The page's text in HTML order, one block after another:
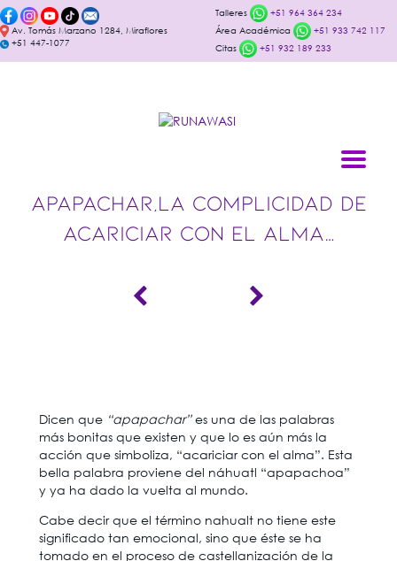
Av. Tomás Marzano 1284, Miraflores
+51 447-1077
Talleres
+51 964 364 234
Área Académica
+51 933 742 117
Citas
+51 932 189 233
APAPACHAR,LA COMPLICIDAD DE
ACARICIAR CON EL ALMA…
Dicen que “apapachar”es una de las palabras
más bonitas que existen y que lo es aún más la
acción que simboliza, “acariciar con el alma”. Esta
bella palabra proviene del náhuatl “apapachoa”
y ya ha dado la vuelta al mundo.
Cabe decir que el término nahualt no tiene este
significado tan emocional, sino que éste se ha
tomado en el proceso de castellanización de la